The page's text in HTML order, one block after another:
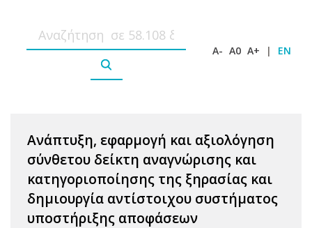
A- A0 A+ | EN
Ανάπτυξη, εφαρμογή και αξιολόγηση
σύνθετου δείκτη αναγνώρισης και
κατηγοριοποίησης της ξηρασίας και
δημιουργία αντίστοιχου συστήματος
υποστήριξης αποφάσεων